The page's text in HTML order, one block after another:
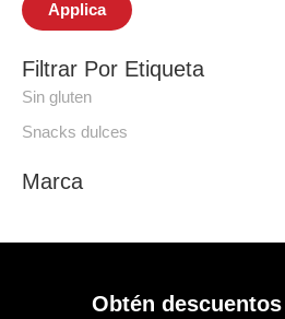
Applica
Filtrar Por Etiqueta
Sin gluten
Snacks dulces
Marca
Obtén